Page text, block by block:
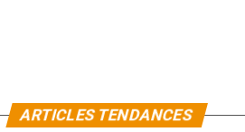
ARTICLES TENDANCES